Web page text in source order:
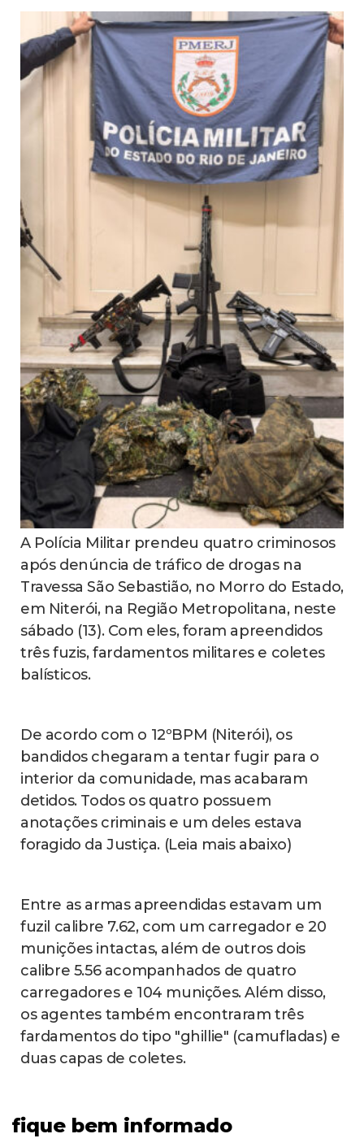
A Polícia Militar prendeu quatro criminosos
após denúncia de tráfico de drogas na
Travessa São Sebastião, no Morro do Estado,
em Niterói, na Região Metropolitana, neste
sábado (13). Com eles, foram apreendidos
três fuzis, fardamentos militares e coletes
balísticos.
De acordo com o 12ºBPM (Niterói), os
bandidos chegaram a tentar fugir para o
interior da comunidade, mas acabaram
detidos. Todos os quatro possuem
anotações criminais e um deles estava
foragido da Justiça. (Leia mais abaixo)
Entre as armas apreendidas estavam um
fuzil calibre 7.62, com um carregador e 20
munições intactas, além de outros dois
calibre 5.56 acompanhados de quatro
carregadores e 104 munições. Além disso,
os agentes também encontraram três
fardamentos do tipo "ghillie" (camufladas) e
duas capas de coletes.
fique bem informado